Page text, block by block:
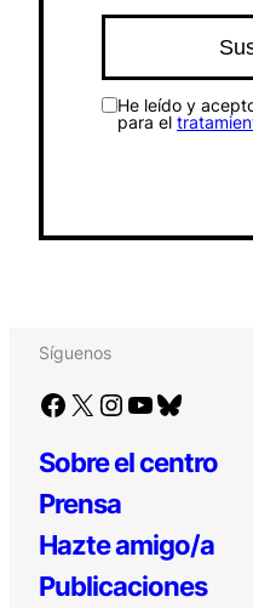
He leído y
para el
Síguenos
Facebook X Instagram YouTube Bluesky
Sobre el centro
Prensa
Hazte amigo/a
Publicaciones